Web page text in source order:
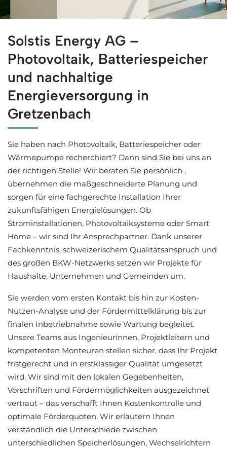
Solstis Energy AG –
Photovoltaik, Batteriespeicher
und nachhaltige
Energieversorgung in
Gretzenbach
Sie haben nach Photovoltaik, Batteriespeicher oder
Wärmepumpe recherchiert? Dann sind Sie bei uns an
der richtigen Stelle! Wir beraten Sie persönlich ,
übernehmen die maßgeschneiderte Planung und
sorgen für eine fachgerechte Installation Ihrer
zukunftsfähigen Energielösungen. Ob
Strominstallationen, Photovoltaiksysteme oder Smart
Home – wir sind Ihr Ansprechpartner. Dank unserer
Fachkenntnis, schweizerischem Qualitätsanspruch und
des großen BKW-Netzwerks setzen wir Projekte für
Haushalte, Unternehmen und Gemeinden um.
Sie werden vom ersten Kontakt bis hin zur Kosten-
Nutzen-Analyse und der Fördermittelklärung bis zur
finalen Inbetriebnahme sowie Wartung begleitet.
Unsere Teams aus Ingenieurinnen, Projektleitern und
kompetenten Monteuren stellen sicher, dass Ihr Projekt
fristgerecht und in erstklassiger Qualität umgesetzt
wird. Wir sind mit den lokalen Gegebenheiten,
Vorschriften und Fördermöglichkeiten ausgezeichnet
vertraut – das verschafft Ihnen Kostenkontrolle und
optimale Förderquoten. Wir erläutern Ihnen
verständlich die Unterschiede zwischen
unterschiedlichen Speicherlösungen, Wechselrichtern